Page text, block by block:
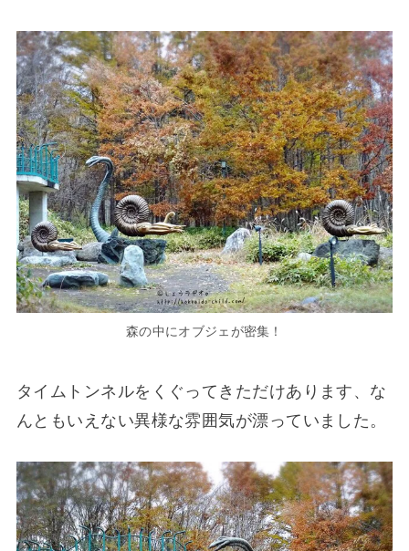
森の中にオブジェが密集！
タイムトンネルをくぐってきただけあります、な
んともいえない異様な雰囲気が漂っていました。